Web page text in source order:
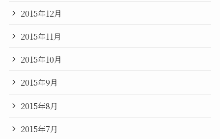
2015年12月
2015年11月
2015年10月
2015年9月
2015年8月
2015年7月